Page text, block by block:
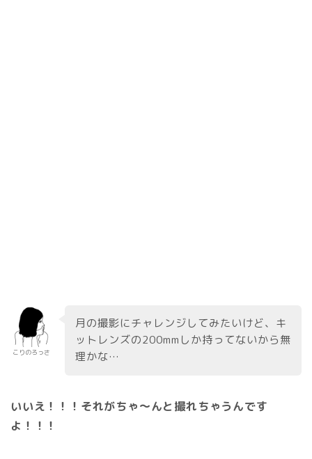
こりのろっさ
月の撮影にチャレンジしてみたいけど、キ
ットレンズの200mmしか持ってないから無
理かな…
いいえ！！！それがちゃ〜んと撮れちゃうんです
よ！！！